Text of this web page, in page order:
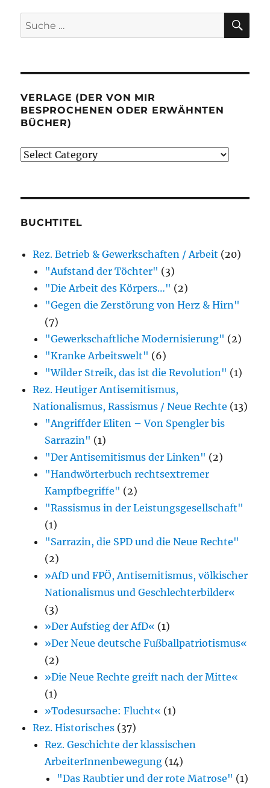
Suche
nach:
VERLAGE (DER VON MIR
BESPROCHENEN ODER ERWÄHNTEN
BÜCHER)
Verlage
besprochenen
erwähnten
Bücher)
BUCHTITEL
Rez. Betrieb & Gewerkschaften / Arbeit (20)
"Aufstand der Töchter" (3)
"Die Arbeit des Körpers…" (2)
"Gegen die Zerstörung von Herz & Hirn"
(7)
"Gewerkschaftliche Modernisierung" (2)
"Kranke Arbeitswelt" (6)
"Wilder Streik, das ist die Revolution" (1)
Rez. Heutiger Antisemitismus,
Nationalismus, Rassismus / Neue Rechte (13)
"Angriffder Eliten – Von Spengler bis
Sarrazin" (1)
"Der Antisemitismus der Linken" (2)
"Handwörterbuch rechtsextremer
Kampfbegriffe" (2)
"Rassismus in der Leistungsgesellschaft"
(1)
"Sarrazin, die SPD und die Neue Rechte"
(2)
»AfD und FPÖ, Antisemitismus, völkischer
Nationalismus und Geschlechterbilder«
(3)
»Der Aufstieg der AfD« (1)
»Der Neue deutsche Fußballpatriotismus«
(2)
»Die Neue Rechte greift nach der Mitte«
(1)
»Todesursache: Flucht« (1)
Rez. Historisches (37)
Rez. Geschichte der klassischen
ArbeiterInnenbewegung (14)
"Das Raubtier und der rote Matrose" (1)